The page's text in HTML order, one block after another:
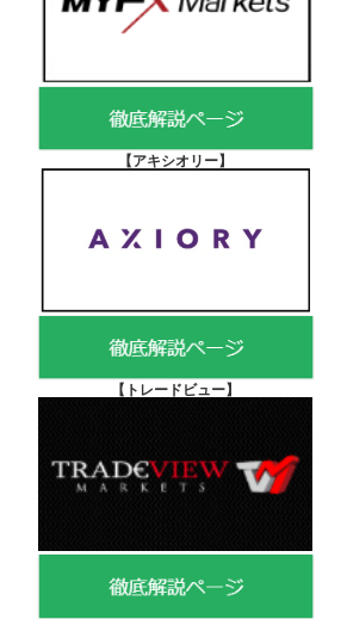
【アキシオリー】
【 トレードビュー】